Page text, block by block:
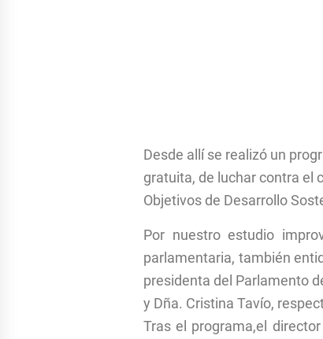
Desde allí se realizó un
gratuita, de luchar contra el
Objetivos de Desarrollo
Por nuestro estudio
parlamentaria, también
presidenta del Parlamento
y Dña. Cristina Tavío,
Tras el programa,el